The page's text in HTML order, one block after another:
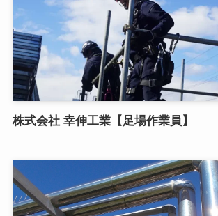
株式会社 幸伸工業【足場作業員】